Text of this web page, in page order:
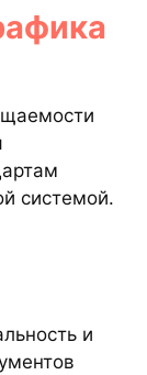
системой.
и